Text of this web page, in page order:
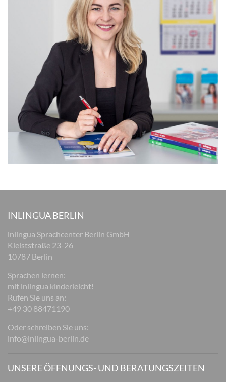
INLINGUA BERLIN
inlingua Sprachcenter Berlin GmbH
Kleiststraße 23-26
10787 Berlin
Sprachen lernen:
mit inlingua kinderleicht!
Rufen Sie uns an:
+49 30 88471190
Oder schreiben Sie uns:
info@inlingua-berlin.de
UNSERE ÖFFNUNGS- UND BERATUNGSZEITEN